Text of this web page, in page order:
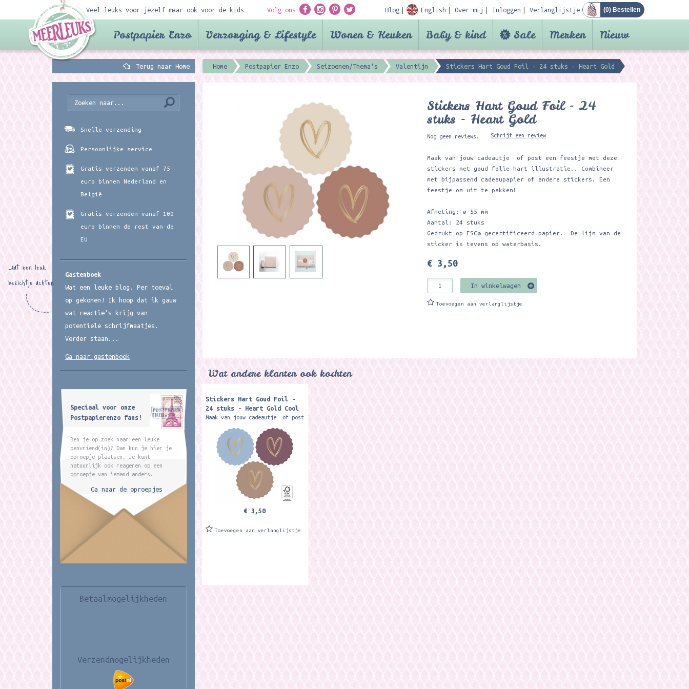
Veel leuks voor jezelf maar ook voor de kids Volg ons Blog English Over mij Inloggen Verlanglijstje (0) Bestellen
Postpapier Enzo Verzorging & Lifestyle Wonen & Keuken Baby & kind Sale Merken Nieuw
Terug naar Home Home Postpapier Enzo Seizoenen/Thema's Valentijn Stickers Hart Goud Foil - 24 stuks - Heart Gold
Stickers Hart Goud Foil - 24
stuks - Heart Gold
Nog geen reviews. Schrijf een review
Maak van jouw cadeautje of post een feestje met deze
stickers met goud folie hart illustratie.. Combineer
met bijpassend cadeaupapier of andere stickers. Een
feestje om uit te pakken!
Afmeting: ø 55 mm
Aantal: 24 stuks
Gedrukt op FSC® gecertificeerd papier. De lijm van de
sticker is tevens op waterbasis.
€ 3,50
In winkelwagen
Toevoegen aan verlanglijstje
Wat andere klanten ook kochten
Stickers Hart Goud Foil -
24 stuks - Heart Gold Cool
Maak van jouw cadeautje of post
een feestje met deze stickers
met goud folie hart
illustratie.. Combineer met
bijpassend cadeaupapier of
andere...
€ 3,50
Toevoegen aan verlanglijstje
Snelle verzending
Persoonlijke service
Gratis verzenden vanaf 75
euro binnen Nederland en
België
Gratis verzenden vanaf 100
euro binnen de rest van de
EU
Gastenboek
Wat een leuke blog. Per toeval
op gekomen! Ik hoop dat ik gauw
wat reactie's krijg van
potentiele schrijfmaatjes.
Verder staan...
Laat een leuk
berichtje achter
Ga naar gastenboek
Speciaal voor onze
Postpapierenzo fans!
Ben je op zoek naar een leuke
penvriend(in)? Dan kun je hier je
oproepje plaatsen. Je kunt
natuurlijk ook reageren op een
oproepje van iemand anders.
Ga naar de oproepjes
Betaalmogelijkheden
Verzendmogelijkheden